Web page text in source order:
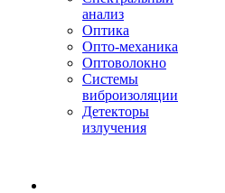
анализ
Оптика
Опто-механика
Оптоволокно
Системы
виброизоляции
Детекторы
излучения